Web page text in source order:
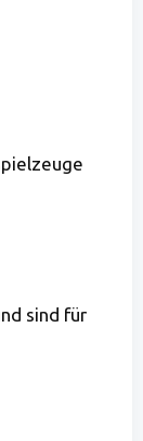
sind für